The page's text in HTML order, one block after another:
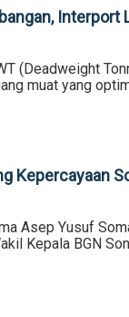
Interport
(Deadweight
muat yang
Kepercayaan
Asep Yusuf
Kepala BGN